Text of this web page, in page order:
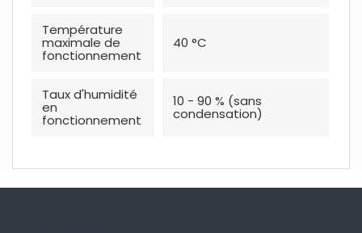
Température
maximale de
fonctionnement
40 °C
Taux d'humidité
en
fonctionnement
10 - 90 % (sans
condensation)